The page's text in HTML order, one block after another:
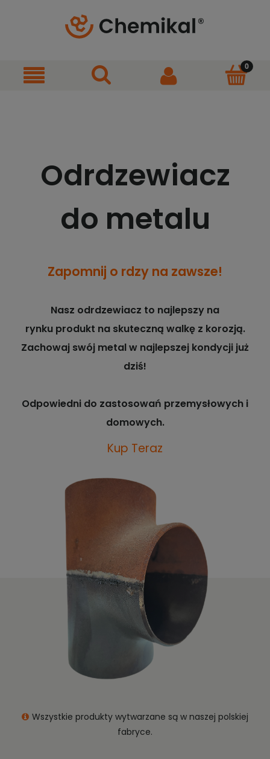
Odrdzewiacz
do metalu
Zapomnij o rdzy na zawsze!
Nasz odrdzewiacz to najlepszy na
rynku produkt na skuteczną walkę z korozją.
Zachowaj swój metal w najlepszej kondycji już
dziś!
Odpowiedni do zastosowań przemysłowych i
domowych.
Kup Teraz
Wszystkie produkty wytwarzane są w naszej polskiej
fabryce.